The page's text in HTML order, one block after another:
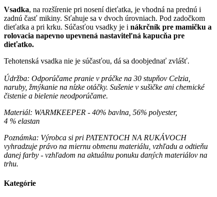
Vsadka, na rozšírenie pri nosení dieťatka, je vhodná na prednú i
zadnú časť mikiny. Sťahuje sa v dvoch úrovniach. Pod zadočkom
dieťatka a pri krku. Súčasťou vsadky je i nákrčník pre mamičku a
rolovacia napevno upevnená nastaviteľná kapucňa pre
dieťatko.
Tehotenská vsadka nie je súčasťou, dá sa doobjednať zvlášť.
Údržba: Odporúčame pranie v práčke na 30 stupňov Celzia,
naruby, žmýkanie na nízke otáčky. Sušenie v sušičke ani chemické
čistenie a bielenie neodporúčame.
Materiál: WARMKEEPER - 40% bavlna, 56% polyester,
4 % elastan
Poznámka: Výrobca si pri PATENTOCH NA RUKÁVOCH
vyhradzuje právo na miernu obmenu materiálu, vzhľadu a odtieňu
danej farby - vzhľadom na aktuálnu ponuku daných materiálov na
trhu.
Kategórie